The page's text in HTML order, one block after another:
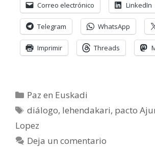
Correo electrónico LinkedIn
Telegram WhatsApp
Imprimir Threads
Categorías
Paz en Euskadi
Etiquetas
diálogo, lehendakari, pacto
Lopez
Deja un comentario